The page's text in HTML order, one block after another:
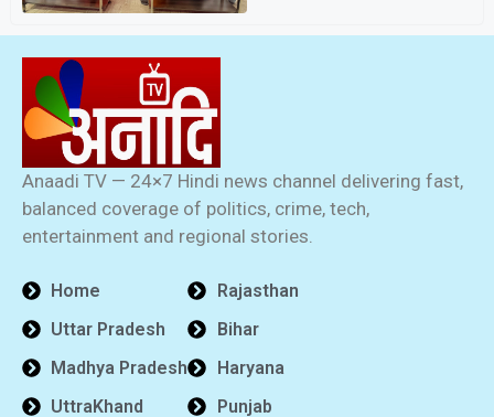
Anaadi TV — 24×7 Hindi news channel delivering fast,
balanced coverage of politics, crime, tech,
entertainment and regional stories.
Home
Uttar Pradesh
Madhya Pradesh
UttraKhand
Rajasthan
Bihar
Haryana
Punjab